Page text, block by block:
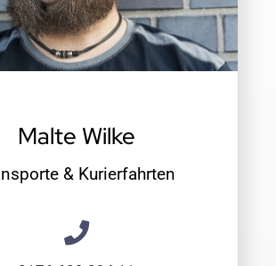
Malte Wilke
& Kurierfahrten